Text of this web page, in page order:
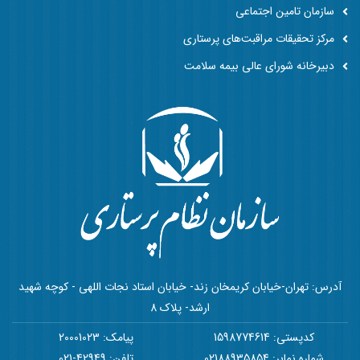
آدرس: تهران-خیابان کریمخان زند- خیابان استاد نجات اللهی - کوچه شهید
ارشد- پلاک 8
کدپستی: 1598774614
پیامک: 20001023
سازمان تامین اجتماعی
مرکز تحقیقات مراقبت‌های پرستاری
دبیرخانه شورای عالی بیمه سلامت